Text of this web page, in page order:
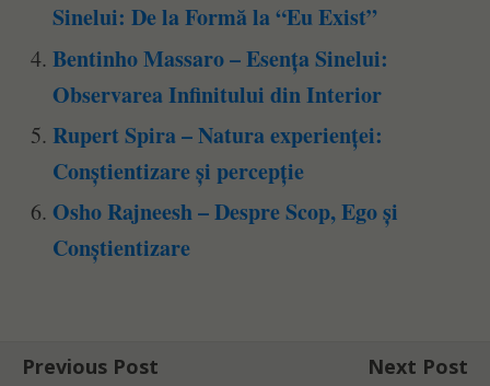
Sinelui: De la Formă la “Eu Exist”
Bentinho Massaro – Esența Sinelui:
Observarea Infinitului din Interior
Rupert Spira – Natura experienței:
Conștientizare și percepție
Osho Rajneesh – Despre Scop, Ego și
Conștientizare
Previous Post
Next Post